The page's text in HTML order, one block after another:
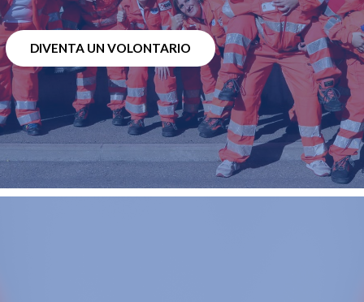
DIVENTA UN VOLONTARIO